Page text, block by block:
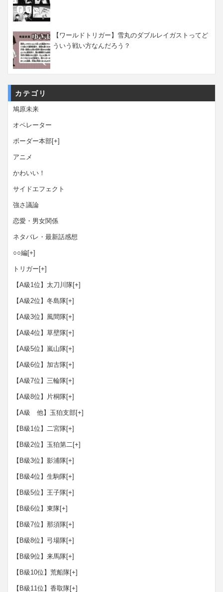
【ワールドトリガー】雪丸のダブルレイガストってど
ういう戦い方なんだろう？
カテゴリ
鳩原未来
オペレーター
ボーダー本部[+]
アニメ
かわいい！
サイドエフェクト
強さ議論
恋愛・男女関係
ネタバレ・最新話感想
○○編[+]
トリガー [+]
【A級1位】太刀川隊[+]
【A級2位】冬島隊[+]
【A級3位】風間隊[+]
【A級4位】草壁隊[+]
【A級5位】嵐山隊[+]
【A級6位】加古隊[+]
【A級7位】三輪隊[+]
【A級8位】片桐隊[+]
【A級 他】玉狛支部[+]
【B級1位】二宮隊[+]
【B級2位】玉狛第二[+]
【B級3位】影浦隊[+]
【B級4位】生駒隊[+]
【B級5位】王子隊[+]
【B級6位】東隊[+]
【B級7位】那須隊[+]
【B級8位】弓場隊[+]
【B級9位】来馬隊[+]
【B級10位】荒船隊[+]
【B級11位】香取隊[+]